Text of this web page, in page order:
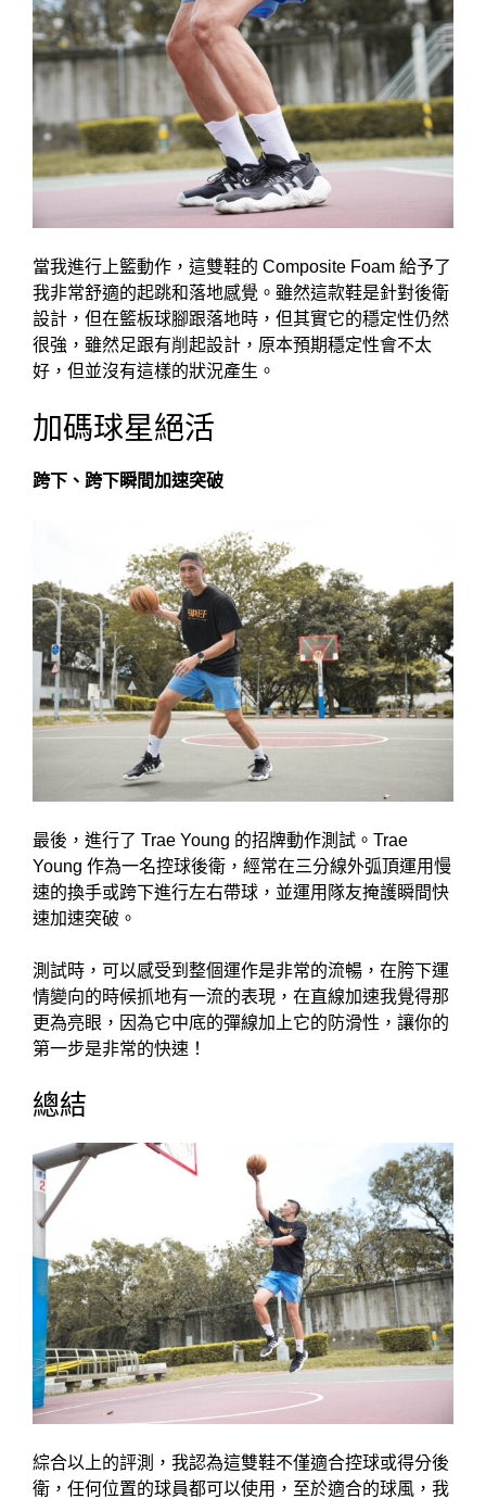
當我進行上籃動作，這雙鞋的 Composite Foam 給予了
我非常舒適的起跳和落地感覺。雖然這款鞋是針對後衛
設計，但在籃板球腳跟落地時，但其實它的穩定性仍然
很強，雖然足跟有削起設計，原本預期穩定性會不太
好，但並沒有這樣的狀況產生。
加碼球星絕活
跨下、跨下瞬間加速突破
最後，進行了 Trae Young 的招牌動作測試。Trae
Young 作為一名控球後衛，經常在三分線外弧頂運用慢
速的換手或跨下進行左右帶球，並運用隊友掩護瞬間快
速加速突破。
測試時，可以感受到整個運作是非常的流暢，在胯下運
情變向的時候抓地有一流的表現，在直線加速我覺得那
更為亮眼，因為它中底的彈線加上它的防滑性，讓你的
第一步是非常的快速！
總結
綜合以上的評測，我認為這雙鞋不僅適合控球或得分後
衛，任何位置的球員都可以使用，至於適合的球風，我